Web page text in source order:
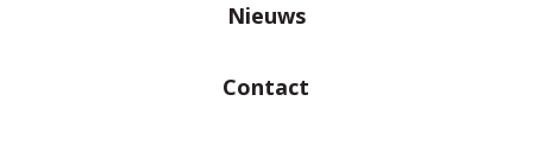
Nieuws
Contact